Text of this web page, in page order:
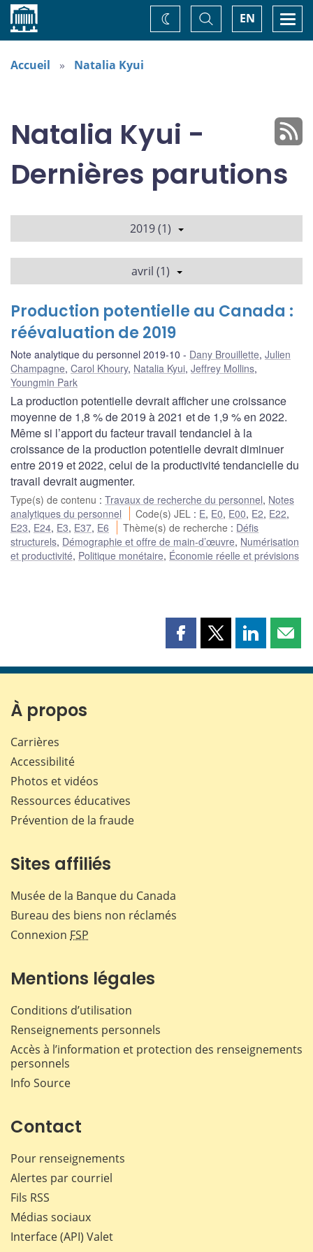
Accueil EN
Basculer
la
recherche
Changez
de
Accueil Natalia Kyui
Natalia Kyui -
Dernières parutions
2019 (1)
avril (1)
Production potentielle au Canada :
réévaluation de 2019
Note analytique du personnel 2019-10 Dany Brouillette, Julien
Champagne, Carol Khoury, Natalia Kyui, Jeffrey Mollins,
Youngmin Park
La production potentielle devrait afficher une croissance
moyenne de 1,8 % de 2019 à 2021 et de 1,9 % en 2022.
Même si l’apport du facteur travail tendanciel à la
croissance de la production potentielle devrait diminuer
entre 2019 et 2022, celui de la productivité tendancielle du
travail devrait augmenter.
Type(s) de contenu : Travaux de recherche du personnel, Notes
analytiques du personnel
Code(s) JEL : E, E0, E00, E2, E22,
E23, E24, E3, E37, E6 Thème(s) de recherche : Défis
structurels, Démographie et offre de main-d’œuvre, Numérisation
et productivité, Politique monétaire, Économie réelle et prévisions
Partager
page
Partager
page
Partager
page page
À propos
Carrières
Accessibilité
Photos et vidéos
Ressources éducatives
Prévention de la fraude
Sites affiliés
Musée de la Banque du Canada
Bureau des biens non réclamés
Connexion FSP
Mentions légales
Conditions d’utilisation
Renseignements personnels
Accès à l’information et protection des renseignements
personnels
Info Source
Contact
Pour renseignements
Alertes par courriel
Fils RSS
Médias sociaux
Interface (API) Valet